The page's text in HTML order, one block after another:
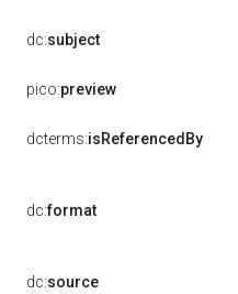
dc:subject
pico:preview
dcterms:isReferencedBy
dc:format
dc:source